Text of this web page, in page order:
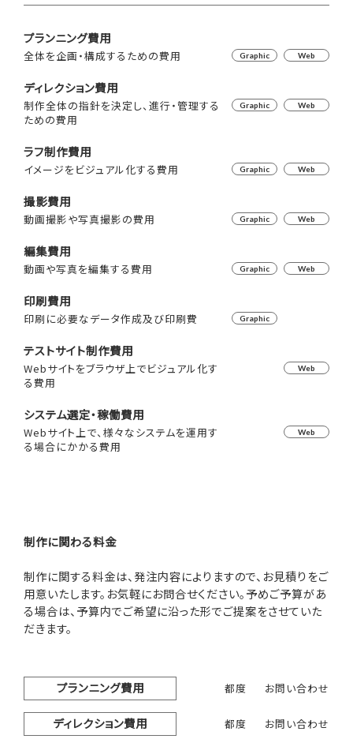
プランニング費用
全体を企画・構成するための費用 Graphic Web
ディレクション費用
制作全体の指針を決定し、進行・管理する
ための費用
Graphic Web
ラフ制作費用
イメージをビジュアル化する費用 Graphic Web
撮影費用
動画撮影や写真撮影の費用 Graphic Web
編集費用
動画や写真を編集する費用 Graphic Web
印刷費用
印刷に必要なデータ作成及び印刷費 Graphic
テストサイト制作費用
Webサイトをブラウザ上でビジュアル化す
る費用
Web
システム選定・稼働費用
Webサイト上で、様々なシステムを運用す
る場合にかかる費用
Web
制作に関わる料金
制作に関する料金は、発注内容によりますので、お見積りをご
用意いたします。お気軽にお問合せください。予めご予算があ
る場合は、予算内でご希望に沿った形でご提案をさせていた
だきます。
プランニング費用 都度 お問い合わせ
ディレクション費用 都度 お問い合わせ